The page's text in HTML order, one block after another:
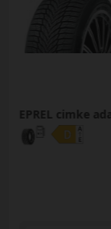
EPREL cimke